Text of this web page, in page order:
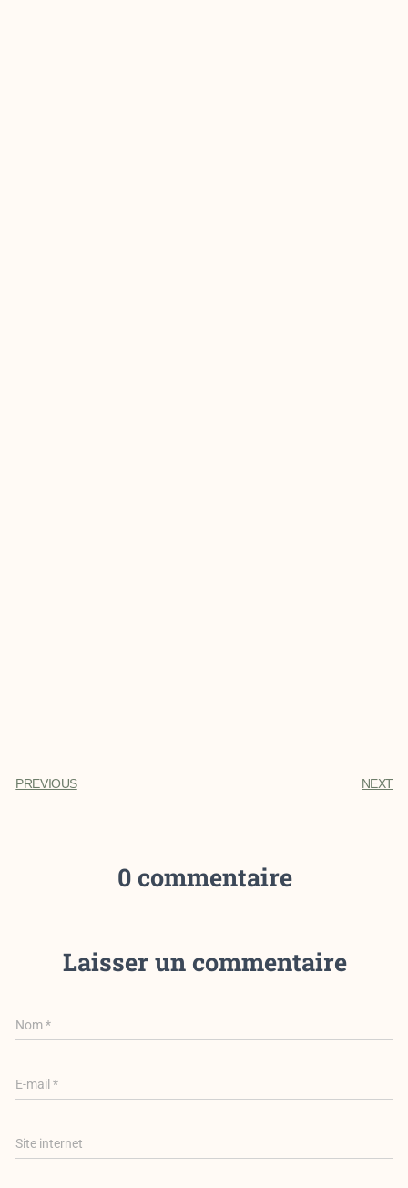
PREVIOUS NEXT
0 commentaire
Laisser un commentaire
Nom*
E-mail*
Site internet